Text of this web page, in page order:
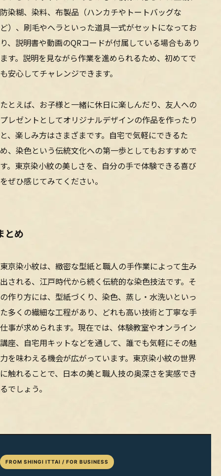
防染糊、染料、布製品（ハンカチやトートバッグな
ど）、刷毛やヘラといった道具一式がセットになってお
り、説明書や動画のQRコードが付属している場合もあり
ます。説明を見ながら作業を進められるため、初めてで
も安心してチャレンジできます。
たとえば、お子様と一緒に休日に楽しんだり、友人への
プレゼントとしてオリジナルデザインの作品を作ったり
と、楽しみ方はさまざまです。自宅で気軽にできるた
め、染色という伝統文化への第一歩としてもおすすめで
す。東京染小紋の美しさを、自分の手で体験できる喜び
をぜひ感じてみてください。
とめ
東京染小紋は、緻密な型紙と職人の手作業によって生み
出される、江戸時代から続く伝統的な染色技法です。そ
の作り方には、型紙づくり、染色、蒸し・水洗いといっ
た多くの繊細な工程があり、どれも高い技術と丁寧な手
仕事が求められます。現在では、体験教室やオンライン
講座、自宅用キットなどを通して、誰でも気軽にその魅
力を味わえる機会が広がっています。東京染小紋の世界
に触れることで、日本の美と職人技の奥深さを実感でき
るでしょう。
FROM SHINGI ITTAI / FOR BUSINESS